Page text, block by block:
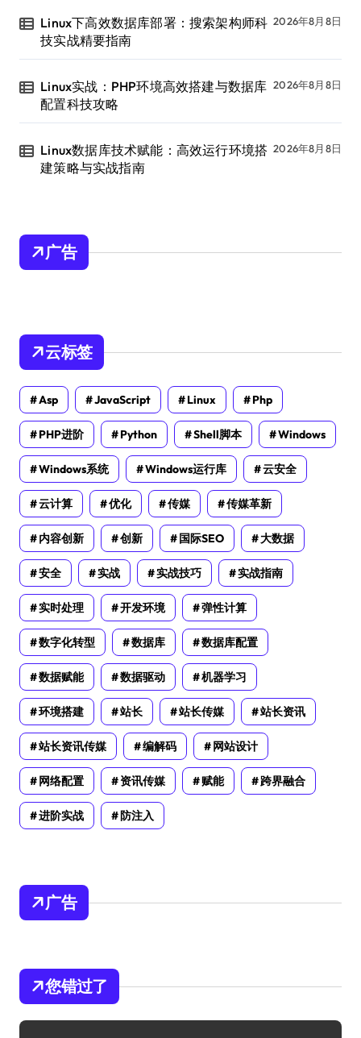
Linux下高效数据库部署：搜索架构师科
技实战精要指南
2026年8月8日
Linux实战：PHP环境高效搭建与数据库
配置科技攻略
2026年8月8日
Linux数据库技术赋能：高效运行环境搭
建策略与实战指南
2026年8月8日
广告
云标签
Asp JavaScript Linux Php
PHP进阶 Python Shell脚本 Windows
Windows系统 Windows运行库 云安全
云计算 优化 传媒 传媒革新
内容创新 创新 国际SEO 大数据
安全 实战 实战技巧 实战指南
实时处理 开发环境 弹性计算
数字化转型 数据库 数据库配置
数据赋能 数据驱动 机器学习
环境搭建 站长 站长传媒 站长资讯
站长资讯传媒 编解码 网站设计
网络配置 资讯传媒 赋能 跨界融合
进阶实战 防注入
广告
您错过了